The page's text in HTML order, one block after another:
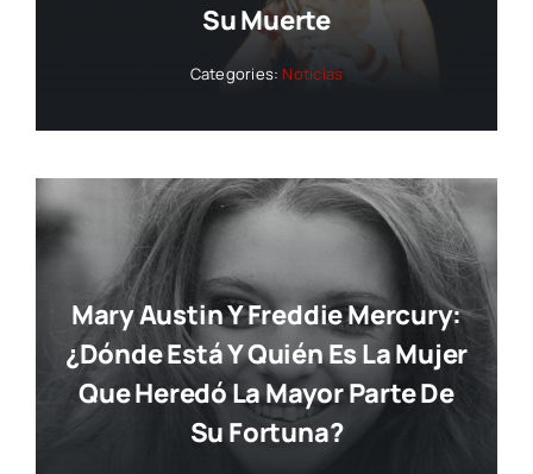
Su Muerte
Categories: Noticias
Mary Austin Y Freddie Mercury:
¿dónde Está Y Quién Es La Mujer
Que Heredó La Mayor Parte De
Su Fortuna?